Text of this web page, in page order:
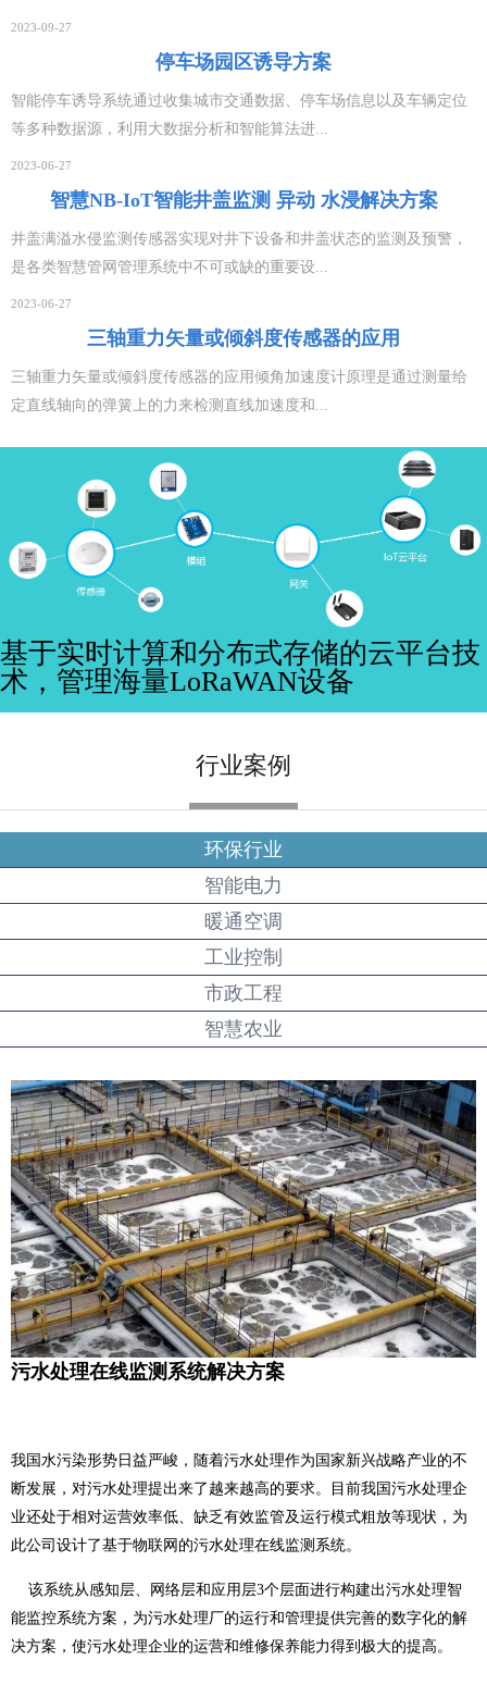
2023-09-27
停车场园区诱导方案
智能停车诱导系统通过收集城市交通数据、停车场信息以及车辆定位
等多种数据源，利用大数据分析和智能算法进...
2023-06-27
智慧NB-IoT智能井盖监测 异动 水浸解决方案
井盖满溢水侵监测传感器实现对井下设备和井盖状态的监测及预警，
是各类智慧管网管理系统中不可或缺的重要设...
2023-06-27
三轴重力矢量或倾斜度传感器的应用
三轴重力矢量或倾斜度传感器的应用倾角加速度计原理是通过测量给
定直线轴向的弹簧上的力来检测直线加速度和...
基于实时计算和分布式存储的云平台技
术，管理海量LoRaWAN设备
行业案例
环保行业
智能电力
暖通空调
工业控制
市政工程
智慧农业
污水处理在线监测系统解决方案
我国水污染形势日益严峻，随着污水处理作为国家新兴战略产业的不
断发展，对污水处理提出来了越来越高的要求。目前我国污水处理企
业还处于相对运营效率低、缺乏有效监管及运行模式粗放等现状，为
此公司设计了基于物联网的污水处理在线监测系统。
该系统从感知层、网络层和应用层3个层面进行构建出污水处理智
能监控系统方案，为污水处理厂的运行和管理提供完善的数字化的解
决方案，使污水处理企业的运营和维修保养能力得到极大的提高。
2026-01-04
2026-01-04
一份详细的高压开关柜无线测温技术方案
2026-01-04
生物质电厂测温杆的无线测温解决方案
2025-10-11
回转窑无线温度监测方案
2026-07-13
智能倾角监测双轴测斜仪的核心应用领域
2026-07-13
粮仓环境温湿度监控系统解决方案
2026-05-07
Lora温湿度传感监测系统方案
2026-05-07